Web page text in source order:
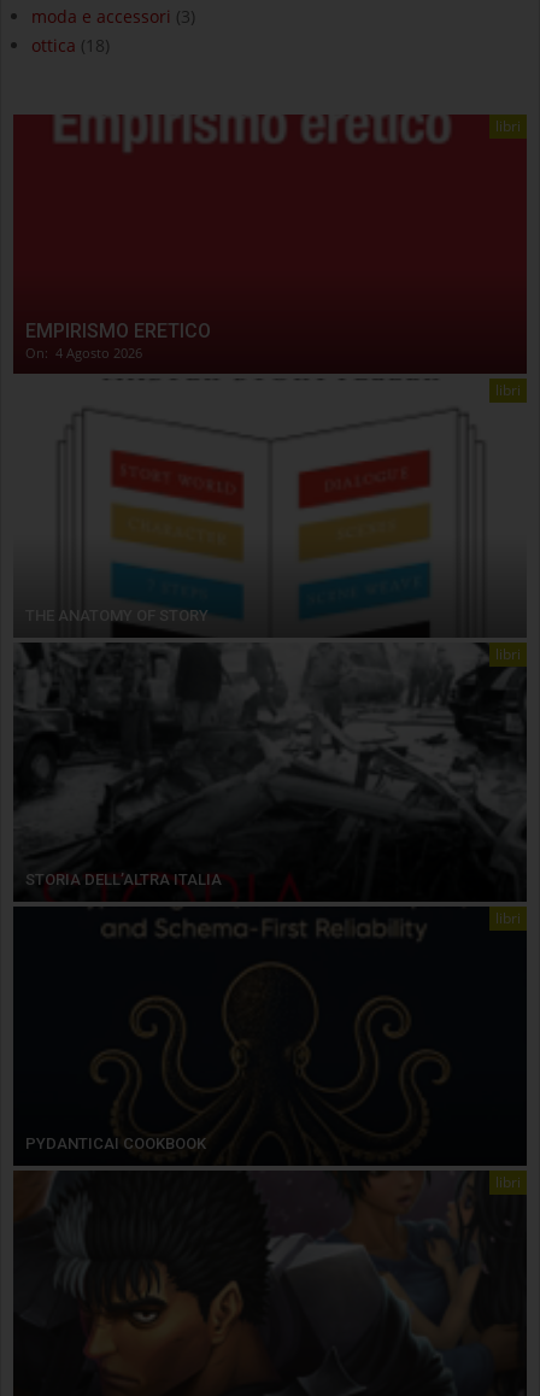
moda e accessori (3)
ottica (18)
libri
EMPIRISMO ERETICO
On: 4 Agosto 2026
libri
THE ANATOMY OF STORY
libri
STORIA DELL’ALTRA ITALIA
libri
PYDANTICAI COOKBOOK
libri